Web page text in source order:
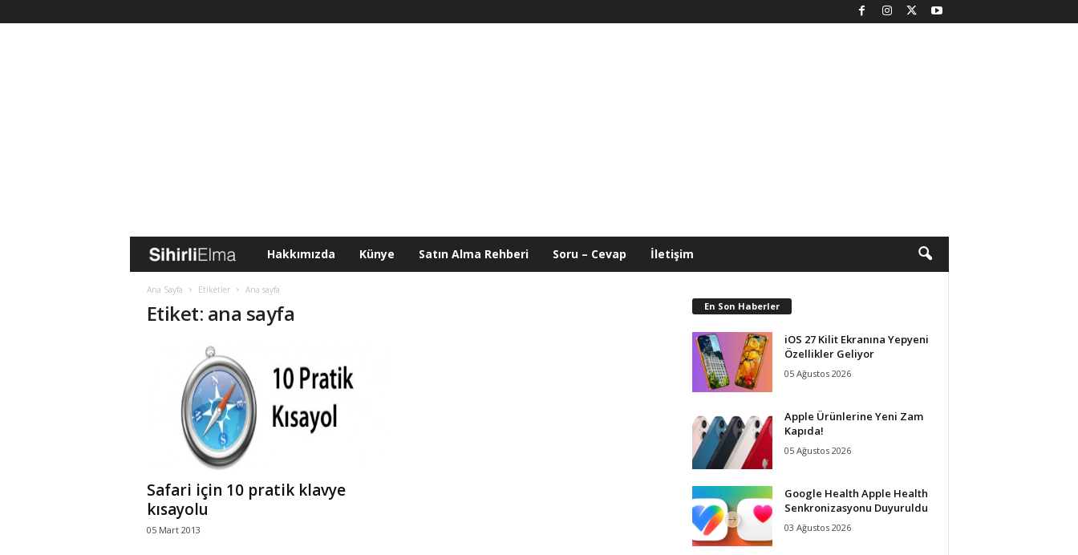
i
h
r
l
Hakkımızda Künye Satın Alma Rehberi Soru – Cevap İletişim
Ana Sayfa Etiketler Ana sayfa
Etiket: ana sayfa
Safari için 10 pratik klavye
kısayolu
05 Mart 2013
En Son Haberler
iOS 27 Kilit Ekranına Yepyeni
Özellikler Geliyor
05 Ağustos 2026
Apple Ürünlerine Yeni Zam
Kapıda!
05 Ağustos 2026
Google Health Apple Health
Senkronizasyonu Duyuruldu
03 Ağustos 2026